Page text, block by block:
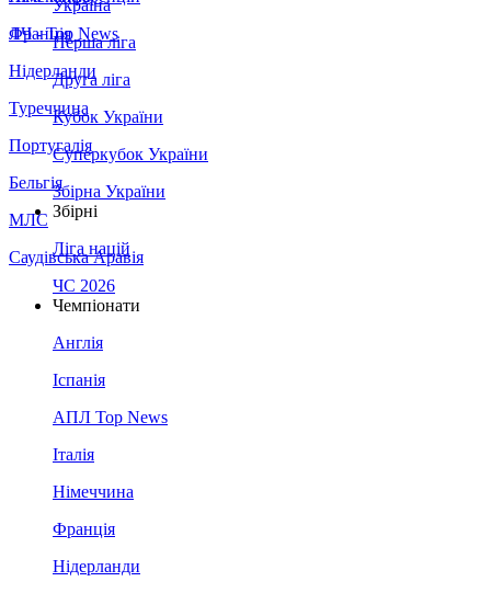
Франція
Нідерланди
Туреччина
Португалія
Бельгія
МЛС
Саудівська Аравія
ЛЧ - Top News
Україна
Перша ліга
Друга ліга
Кубок України
Суперкубок України
Збірна України
Збірні
Ліга націй
ЧС 2026
Чемпіонати
Англія
Іспанія
АПЛ Top News
Італія
Німеччина
Франція
Нідерланди